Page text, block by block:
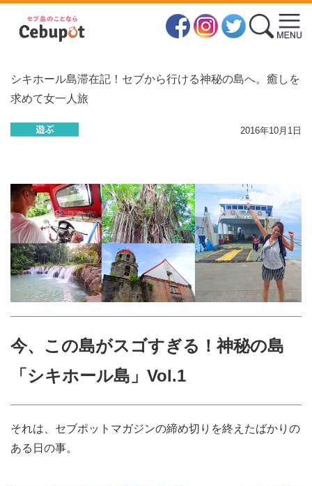
シキホール島滞在記！セブから行ける神秘の島へ。癒しを
求めて女一人旅
2016年10月1日
今、この島がスゴすぎる！神秘の島
「シキホール島」Vol.1
それは、セブポットマガジンの締め切りを終えたばかりの
ある日の事。